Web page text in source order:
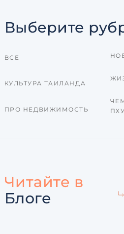
Выберите
ВСЕ
КУЛЬТУРА ТАИЛАНДА
ПРО НЕДВИЖИМОСТЬ
Читайте в
Блоге